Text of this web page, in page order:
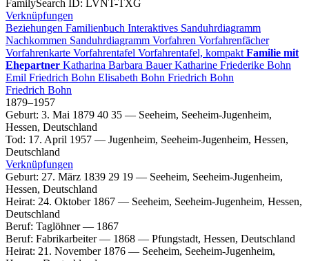
FamilySearch ID: LVNT-TXG
Verknüpfungen
Beziehungen Familienbuch Interaktives Sanduhrdiagramm
Nachkommen Sanduhrdiagramm Vorfahren Vorfahrenfächer
Vorfahrenkarte Vorfahrentafel Vorfahrentafel, kompakt Familie mit
Ehepartner Katharina Barbara Bauer Katharine Friederike Bohn
Emil Friedrich Bohn Elisabeth Bohn Friedrich Bohn
Friedrich Bohn
1879–1957
Geburt: 3. Mai 1879 40 35 — Seeheim, Seeheim-Jugenheim,
Hessen, Deutschland
Tod: 17. April 1957 — Jugenheim, Seeheim-Jugenheim, Hessen,
Deutschland
Verknüpfungen
Geburt: 27. März 1839 29 19 — Seeheim, Seeheim-Jugenheim,
Hessen, Deutschland
Heirat: 24. Oktober 1867 — Seeheim, Seeheim-Jugenheim, Hessen,
Deutschland
Beruf: Taglöhner— 1867
Beruf: Fabrikarbeiter— 1868 — Pfungstadt, Hessen, Deutschland
Heirat: 21. November 1876 — Seeheim, Seeheim-Jugenheim,